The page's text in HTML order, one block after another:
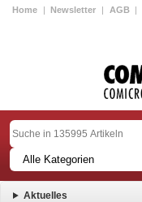
Home | Newsletter | AGB |
Aktuelles